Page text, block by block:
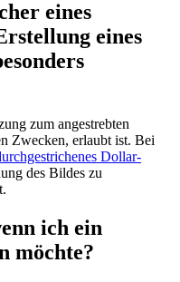
eines
eines
zum angestrebten
Zwecken, erlaubt ist. Bei
Dollar-
des Bildes zu
ich ein
möchte?